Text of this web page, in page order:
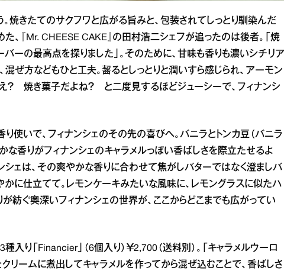
焼きたてのサクフワと広がる旨みと、包装されてしっとり馴染んだ
た、『Mr. CHEESE CAKE』の田村浩二シェフが追ったのは後者。「焼
ーの最高点を探りました」。そのために、甘味も香りも濃いシチリア
ぜ方などもひと工夫。齧るとしっとりと潤いすら感じられ、アーモン
？ 焼き菓子だよね？ と二度見するほどジューシーで、フィナンシ
使いで、フィナンシェのその先の喜びへ。バニラとトンカ豆（バニラ
な香りがフィナンシェのキャラメルっぽい香ばしさを際立たせるよ
シェは、その爽やかな香りに合わせて焦がしバターではなく澄ましバ
かに仕立てて。レモンケーキみたいな風味に、レモングラスに似たハ
紡ぐ奥深いフィナンシェの世界が、ここからどこまでも広がってい
入り「Financier」（6個入り）￥2,700（送料別）。「キャラメルウーロ
リームに煮出してキャラメルを作ってから混ぜ込むことで、香ばしさ